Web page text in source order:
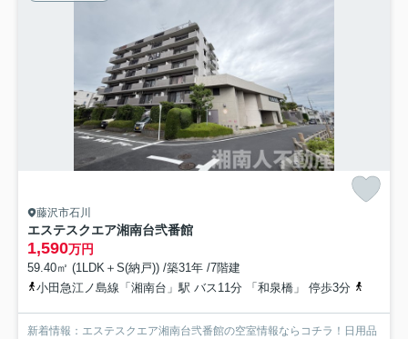
藤沢市石川
エステスクエア湘南台弐番館
1,590万円
59.40㎡ (1LDK＋S(納戸)) /築31年 /7階建
小田急江ノ島線「湘南台」駅 バス11分 「和泉橋」 停歩3分
新着情報：エステスクエア湘南台弐番館の空室情報ならコチラ！日用品